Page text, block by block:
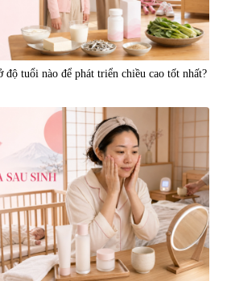
độ tuổi nào để phát triển chiều cao tốt nhất?